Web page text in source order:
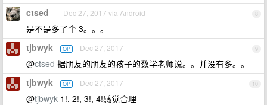
8
ctsed Dec 27, 2017 via Android
是不是多了个 3。。。
9
tjbwyk OP Dec 27, 2017
@ctsed 据朋友的朋友的孩子的数学老师说。。并没有多。。
10
tjbwyk OP Dec 27, 2017
@tjbwyk 1!, 2!, 3!, 4!感觉合理